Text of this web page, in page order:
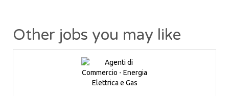
Other jobs you may like